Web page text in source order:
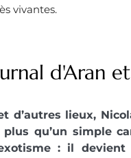
vivantes.
d'Aran
d’autres lieux,
qu’un simple
: il